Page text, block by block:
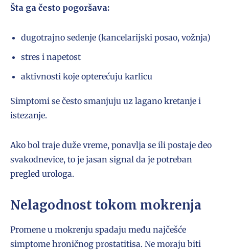
Šta ga često pogoršava:
dugotrajno sedenje (kancelarijski posao, vožnja)
stres i napetost
aktivnosti koje opterećuju karlicu
Simptomi se često smanjuju uz lagano kretanje i
istezanje.
Ako bol traje duže vreme, ponavlja se ili postaje deo
svakodnevice, to je jasan signal da je potreban
pregled urologa.
Nelagodnost tokom mokrenja
Promene u mokrenju spadaju među najčešće
simptome hroničnog prostatitisa. Ne moraju biti